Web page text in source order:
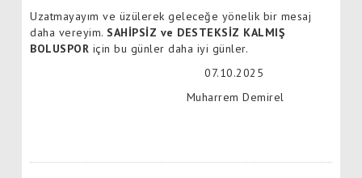
Uzatmayayım ve üzülerek geleceğe yönelik bir mesaj
daha vereyim. SAHİPSİZ ve DESTEKSİZ KALMIŞ
BOLUSPOR için bu günler daha iyi günler.
07.10.2025
Muharrem Demirel